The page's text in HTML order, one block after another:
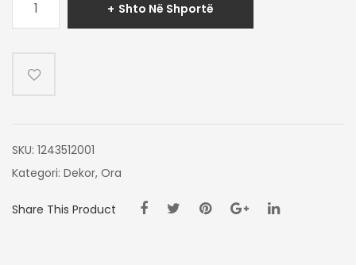
Shto Në Shportë
SKU: 1243512001
Kategori: Dekor, Ora
Share This Product